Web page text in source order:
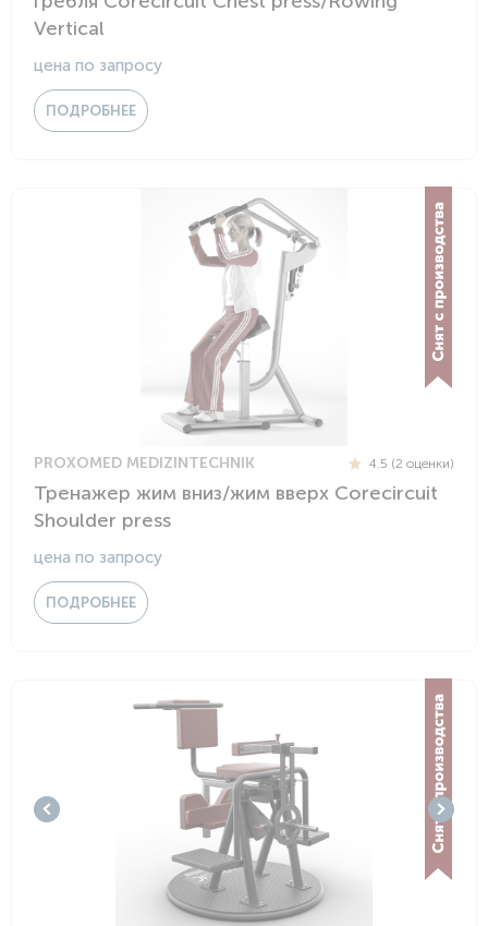
Vertical
цена по запросу
ПОДРОБНЕЕ
PROXOMED MEDIZINTECHNIK 4.5 (2 оценки)
Тренажер жим вниз/жим вверх Corecircuit
Shoulder press
цена по запросу
ПОДРОБНЕЕ